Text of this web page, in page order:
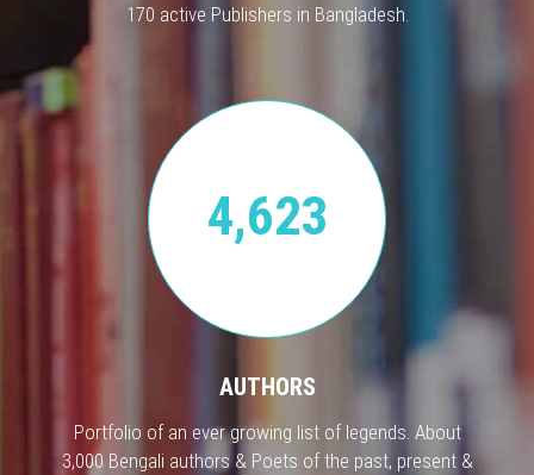
170 active Publishers in Bangladesh.
4,623
AUTHORS
Portfolio of an ever growing list of legends. About
3,000 Bengali authors & Poets of the past, present &